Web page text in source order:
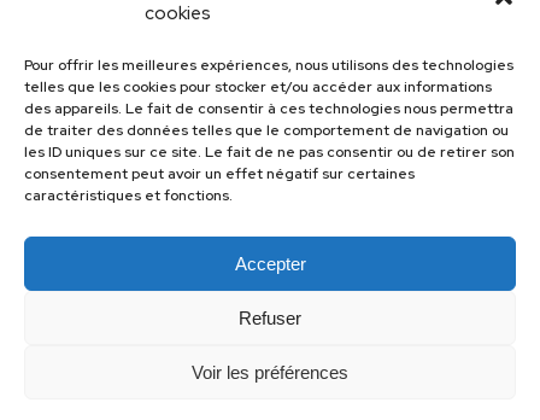
cookies
Pour offrir les meilleures expériences, nous utilisons des technologies
telles que les cookies pour stocker et/ou accéder aux informations
des appareils. Le fait de consentir à ces technologies nous permettra
de traiter des données telles que le comportement de navigation ou
les ID uniques sur ce site. Le fait de ne pas consentir ou de retirer son
consentement peut avoir un effet négatif sur certaines
caractéristiques et fonctions.
Accepter
Refuser
Voir les préférences
Cannelloni de courgettes
Menu
Menu
Les recettes de cuisine.com utiliseAccessibility Checker
surveiller l'accessibilité de notre site web.